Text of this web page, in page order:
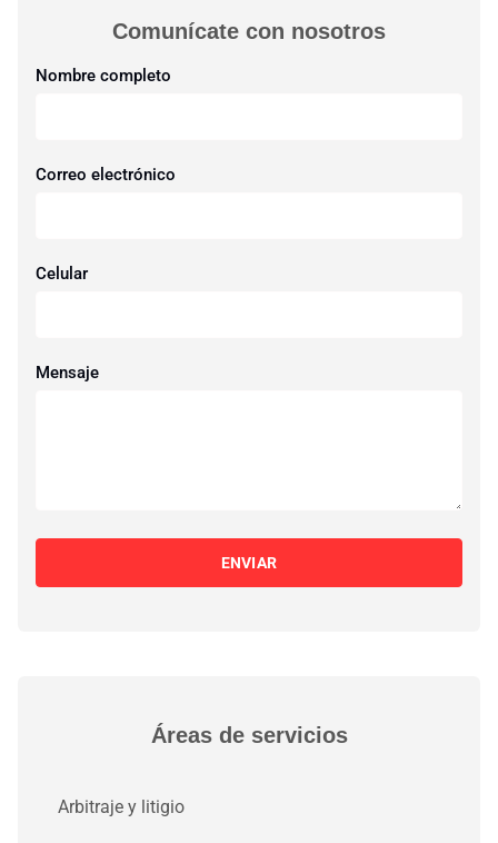
Comunícate con nosotros​
Nombre completo
Correo electrónico
Celular
Mensaje
ENVIAR
Áreas de servicios
Arbitraje y litigio